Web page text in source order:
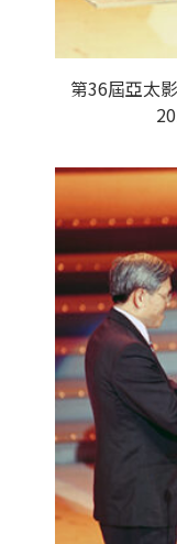
第36屆亞太